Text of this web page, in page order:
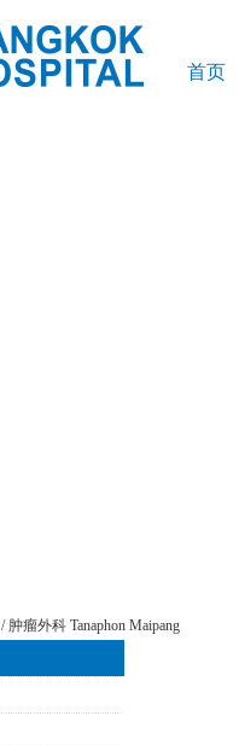
首页
/ 肿瘤外科 Tanaphon Maipang